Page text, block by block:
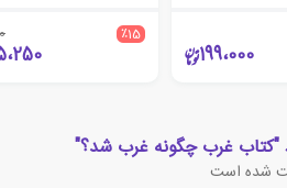
199،000
٪15
"کتاب غرب چگونه غرب شد؟"
شده است